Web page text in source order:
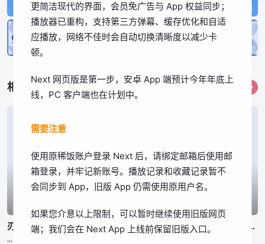
App体验更佳
立即下载
相关作品 更多
已完结
刃牙道 第2部分
,,,
已完结
刃牙道 第2部分 公立海老栖川高校天闷部
更简洁现代的界面，会员免广告与 App 权益同步；
播放器已重构，支持第三方弹幕、缓存优化和自适
应播放，网络不佳时会自动切换清晰度以减少卡
顿。
Next 网页版是第一步，安卓 App 端预计今年年底上
线，PC 客户端也在计划中。
需要注意
使用原稀饭账户登录 Next 后，请绑定邮箱后使用邮
箱登录，并牢记新账号。播放记录和收藏记录暂不
会同步到 App，旧版 App 仍需使用原用户名。
如果您介意以上限制，可以暂时继续使用旧版网页
端；我们会在 Next App 上线前保留旧版入口。